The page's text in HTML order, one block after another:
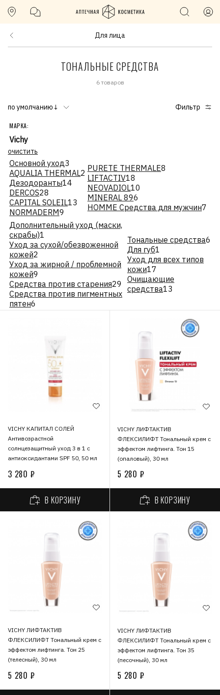
Для лица
ТОНАЛЬНЫЕ СРЕДСТВА
6 товаров
по умолчанию↓ Фильтр
МАРКА:
Vichy
очистить
Основной уход3
AQUALIA THERMAL2
Дезодоранты14
DERCOS28
CAPITAL SOLEIL13
NORMADERM9
PURETE THERMALE8
LIFTACTIV18
NEOVADIOL10
MINERAL 896
HOMME Средства для мужчин7
Дополнительный уход (маски,
скрабы)1
Уход за сухой/обезвоженной
кожей2
Уход за жирной / проблемной
кожей9
Средства против старения29
Средства против пигментных
пятен6
Тональные средства6
Для губ1
Уход для всех типов
кожи17
Очищающие
средства13
VICHY КАПИТАЛ СОЛЕЙ
Антивозрастной
солнцезащитный уход 3 в 1 с
антиоксидантами SPF 50, 50 мл
3 280 ₽
В КОРЗИНУ
VICHY ЛИФТАКТИВ
ФЛЕКСИЛИФТ Тональный крем с
эффектом лифтинга. Тон 15
(опаловый), 30 мл
5 280 ₽
В КОРЗИНУ
VICHY ЛИФТАКТИВ
ФЛЕКСИЛИФТ Тональный крем с
эффектом лифтинга. Тон 25
(телесный), 30 мл
5 280 ₽
VICHY ЛИФТАКТИВ
ФЛЕКСИЛИФТ Тональный крем с
эффектом лифтинга. Тон 35
(песочный), 30 мл
5 280 ₽